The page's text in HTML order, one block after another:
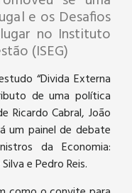
e os Desafios
no Instituto
(ISEG)
“Divida Externa
de uma política
Ricardo Cabral, João
um painel de debate
da Economia:
e Pedro Reis.